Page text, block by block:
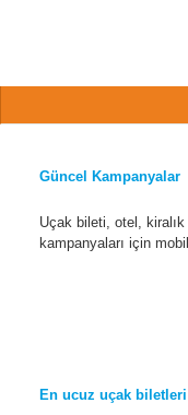
Güncel Kampanyalar
Uçak bileti, otel,
kampanyaları için
En ucuz uçak